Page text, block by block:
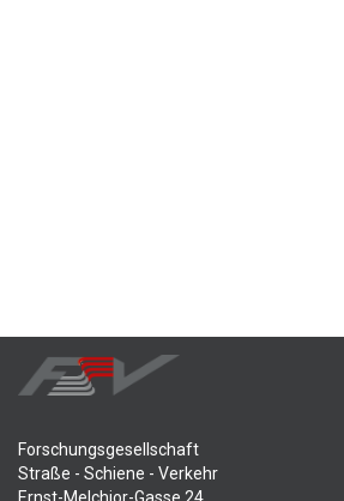
Forschungsgesellschaft
Straße - Schiene - Verkehr